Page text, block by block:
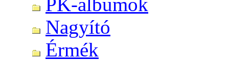
Nagyító
Érmék